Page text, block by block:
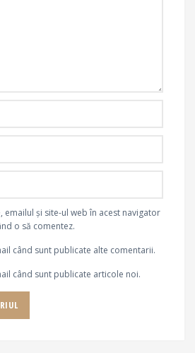
emailul și site-ul web în acest navigator
o să comentez.
când sunt publicate alte comentarii.
când sunt publicate articole noi.